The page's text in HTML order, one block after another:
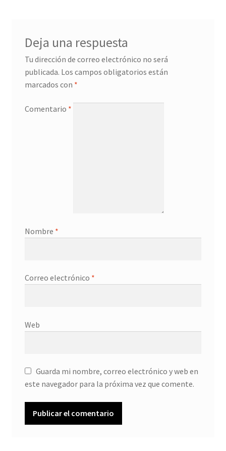
Deja una respuesta
Tu dirección de correo electrónico no será
publicada. Los campos obligatorios están
marcados con *
Comentario *
Nombre *
Correo electrónico *
Web
Guarda mi nombre, correo electrónico y web en
este navegador para la próxima vez que comente.